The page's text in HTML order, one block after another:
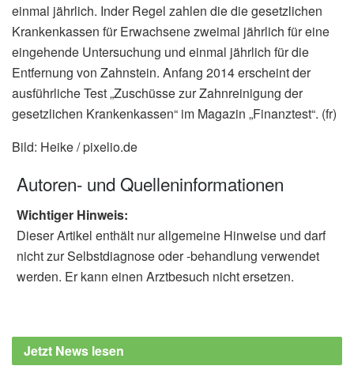
einmal jährlich. Inder Regel zahlen die die gesetzlichen
Krankenkassen für Erwachsene zweimal jährlich für eine
eingehende Untersuchung und einmal jährlich für die
Entfernung von Zahnstein. Anfang 2014 erscheint der
ausführliche Test „Zuschüsse zur Zahnreinigung der
gesetzlichen Krankenkassen“ im Magazin „Finanztest“. (fr)
Bild: Heike / pixelio.de
Autoren- und Quelleninformationen
Wichtiger Hinweis:
Dieser Artikel enthält nur allgemeine Hinweise und darf
nicht zur Selbstdiagnose oder -behandlung verwendet
werden. Er kann einen Arztbesuch nicht ersetzen.
Jetzt News lesen